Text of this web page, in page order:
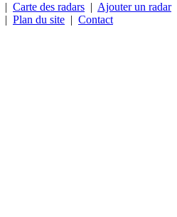
| Carte des radars | Ajouter un radar
| Plan du site | Contact